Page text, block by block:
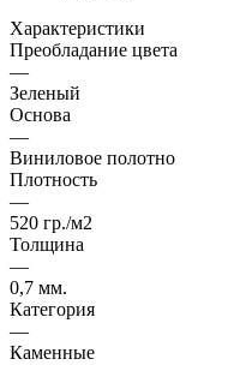
Характеристики
Преобладание цвета
—
Зеленый
Основа
—
Виниловое полотно
Плотность
—
520 гр./м2
Толщина
—
0,7 мм.
Категория
—
Каменные